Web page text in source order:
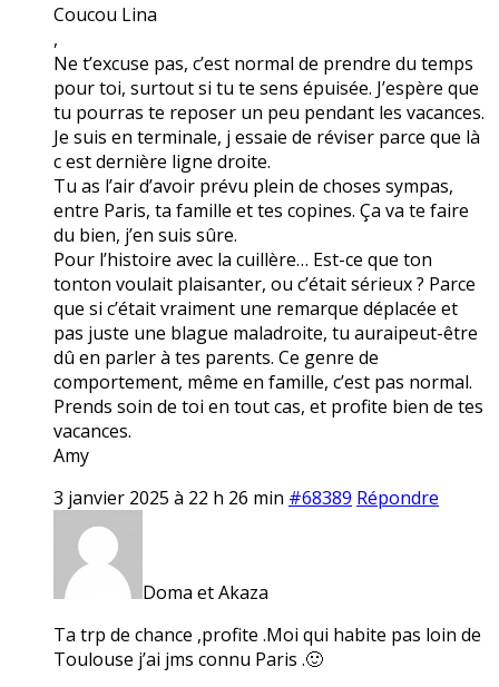
Coucou Lina
,
Ne t’excuse pas, c’est normal de prendre du temps
pour toi, surtout si tu te sens épuisée. J’espère que
tu pourras te reposer un peu pendant les vacances.
Je suis en terminale, j essaie de réviser parce que là
c est dernière ligne droite.
Tu as l’air d’avoir prévu plein de choses sympas,
entre Paris, ta famille et tes copines. Ça va te faire
du bien, j’en suis sûre.
Pour l’histoire avec la cuillère… Est-ce que ton
tonton voulait plaisanter, ou c’était sérieux ? Parce
que si c’était vraiment une remarque déplacée et
pas juste une blague maladroite, tu auraipeut-être
dû en parler à tes parents. Ce genre de
comportement, même en famille, c’est pas normal.
Prends soin de toi en tout cas, et profite bien de tes
vacances.
Amy
3 janvier 2025 à 22 h 26 min #68389 Répondre
Doma et Akaza
Ta trp de chance ,profite .Moi qui habite pas loin de
Toulouse j’ai jms connu Paris .🙂